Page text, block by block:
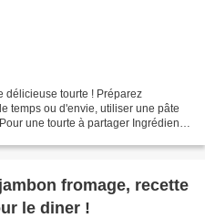
délicieuse tourte ! Préparez
temps ou d'envie, utiliser une pâte
une tourte à partager Ingrédients:
fromage, recette
le diner !